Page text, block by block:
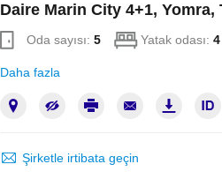
Daire Marin City 4+1,
Oda sayısı: 5 Yatak odası: 4
Daha fazla
Şirketle irtibata geçin